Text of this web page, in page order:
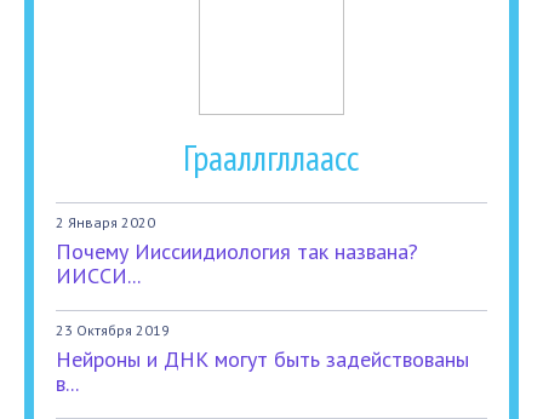
Грааллгллаасс
2 Января 2020
Почему Ииссиидиология так названа?
ИИССИ...
23 Октября 2019
Нейроны и ДНК могут быть задействованы
в...